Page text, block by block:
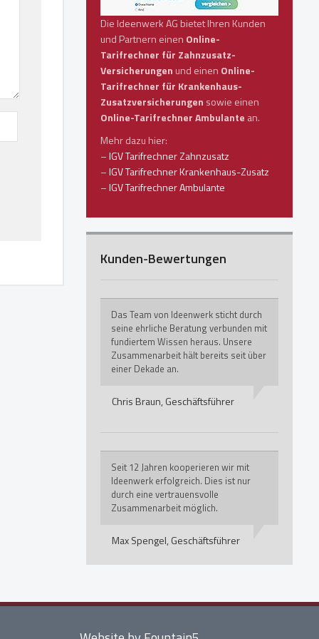
Die Ideenwerk AG bietet Ihren Kunden
und Partnern einen Online-
Tarifrechner für Zahnzusatz-
Versicherungen und einen Online-
Tarifrechner für Krankenhaus-
Zusatzversicherungen sowie einen
Online-Tarifrechner Ambulante an.
Mehr dazu hier:
–IGV Tarifrechner Zahnzusatz
–IGV Tarifrechner Krankenhaus-Zusatz
–IGV Tarifrechner Ambulante
Kunden-Bewertungen
Das Team von Ideenwerk sticht durch
seine ehrliche Beratung verbunden mit
fundiertem Wissen heraus. Unsere
Zusammenarbeit hält bereits seit über
einer Dekade an.
Chris Braun, Geschäftsführer
Seit 12 Jahren kooperieren wir mit
Ideenwerk erfolgreich. Dies ist nur
durch eine vertrauensvolle
Zusammenarbeit möglich.
Max Spengel, Geschäftsführer